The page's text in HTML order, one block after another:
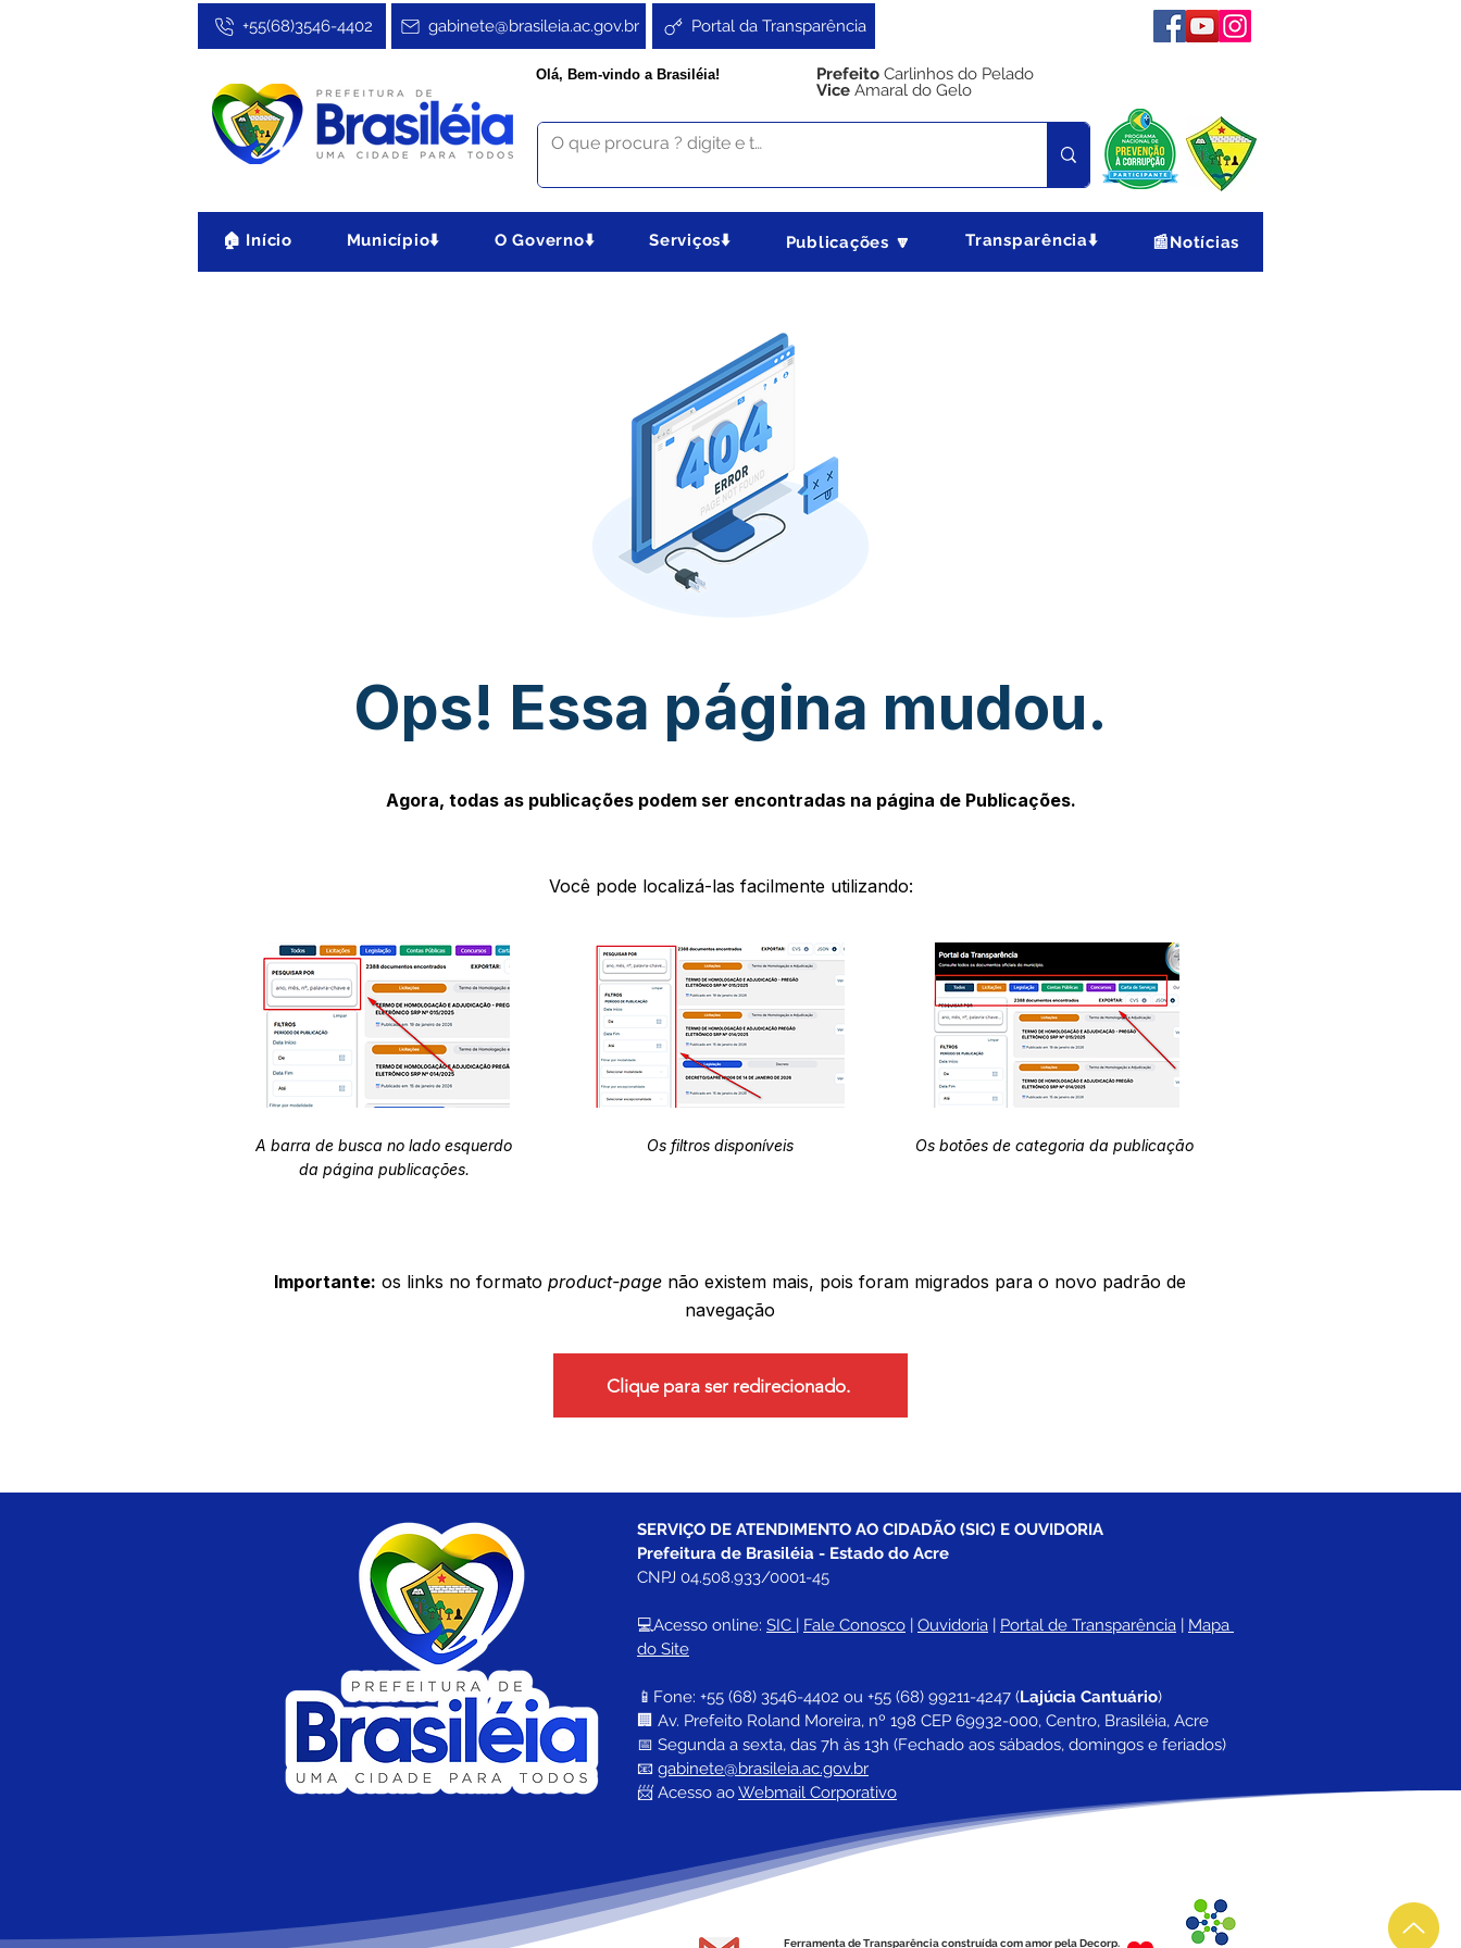
Portal da Transparência
gabinete@brasileia.ac.gov.br
+55(68)3546-4402
Olá, Bem-vindo a Brasiléia! Prefeito Carlinhos do Pelado
Vice Amaral do Gelo
🏠 Início Município⬇️ O Governo⬇️ Serviços⬇️ Publicações 🔽 Transparência⬇️ 📰Notícias
Ops! Essa página mudou.
Agora, todas as publicações podem ser encontradas na página de Publicações.
Você pode localizá-las facilmente utilizando:
A barra de busca no lado esquerdo
da página publicações.
Os filtros disponíveis Os botões de categoria da publicação
Importante: os links no formato product-page não existem mais, pois foram migrados para o novo padrão de
navegação
Clique para ser redirecionado.
SERVIÇO DE ATENDIMENTO AO CIDADÃO (SIC) E OUVIDORIA
Prefeitura de Brasiléia - Estado do Acre
CNPJ 04.508.933/0001-45
💻Acesso online: SIC | Fale Conosco | Ouvidoria | Portal de Transparência | Mapa
do Site
📱Fone: +55 (68) 3546-4402 ou +55 (68) 99211-4247 (Lajúcia Cantuário)
🏢 Av. Prefeito Roland Moreira, nº 198 CEP 69932-000, Centro, Brasiléia, Acre
📅 Segunda a sexta, das 7h às 13h (Fechado aos sábados, domingos e feriados)
📧 gabinete@brasileia.ac.gov.br
📨 Acesso ao Webmail Corporativo
Ferramenta de Transparência construída com amor pela Decorp.